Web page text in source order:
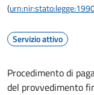
(
Servizio attivo
Procedimento di
del provvedimento